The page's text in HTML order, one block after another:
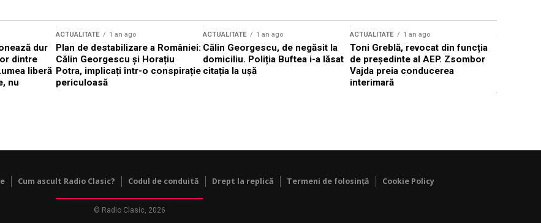
dur
dintre
liberă
nu
ACTUALITATE 1 an ago
Plan de destabilizare a României:
Călin Georgescu și Horațiu
Potra, implicați într-o conspirație
periculoasă
ACTUALITATE 1 an ago
Călin Georgescu, de negăsit la
domiciliu. Poliția Buftea i-a lăsat
citația la ușă
ACTUALITATE 1 an ago
Toni Greblă, revocat din funcția
de președinte al AEP. Zsombor
Vajda preia conducerea
interimară
Cum ascult Radio Clasic? Codul de conduită Drept la replică Termeni de folosință Cookie Policy
© Radio Clasic, 2026